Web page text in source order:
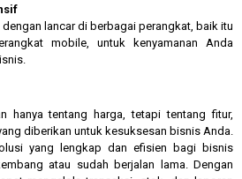
lancar di berbagai perangkat, baik itu
mobile, untuk kenyamanan Anda
hanya tentang harga, tetapi tentang fitur,
diberikan untuk kesuksesan bisnis Anda.
yang lengkap dan efisien bagi bisnis
atau sudah berjalan lama. Dengan